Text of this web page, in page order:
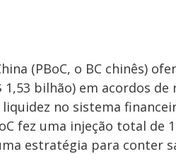
(PBoC, o BC chinês)
1,53 bilhão) em acordos
no sistema
fez uma injeção total de
estratégia para conter